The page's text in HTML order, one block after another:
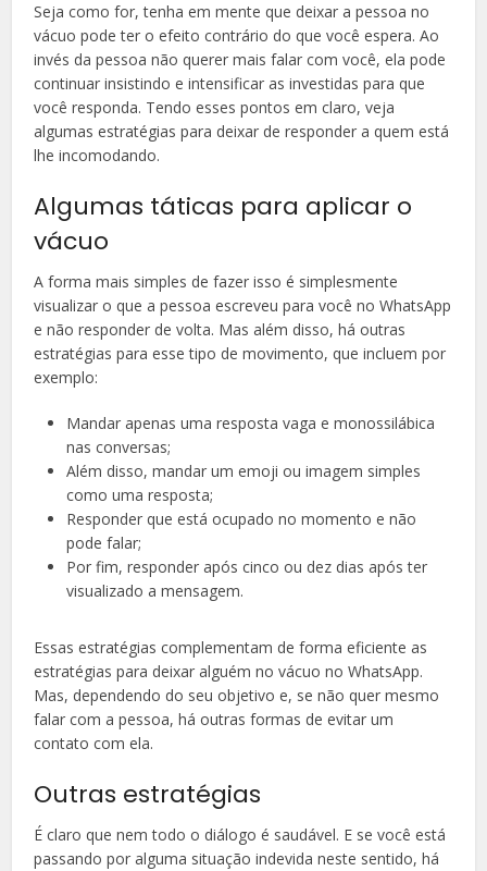
Seja como for, tenha em mente que deixar a pessoa no
vácuo pode ter o efeito contrário do que você espera. Ao
invés da pessoa não querer mais falar com você, ela pode
continuar insistindo e intensificar as investidas para que
você responda. Tendo esses pontos em claro, veja
algumas estratégias para deixar de responder a quem está
lhe incomodando.
Algumas táticas para aplicar o
vácuo
A forma mais simples de fazer isso é simplesmente
visualizar o que a pessoa escreveu para você no WhatsApp
e não responder de volta. Mas além disso, há outras
estratégias para esse tipo de movimento, que incluem por
exemplo:
Mandar apenas uma resposta vaga e monossilábica
nas conversas;
Além disso, mandar um emoji ou imagem simples
como uma resposta;
Responder que está ocupado no momento e não
pode falar;
Por fim, responder após cinco ou dez dias após ter
visualizado a mensagem.
Essas estratégias complementam de forma eficiente as
estratégias para deixar alguém no vácuo no WhatsApp.
Mas, dependendo do seu objetivo e, se não quer mesmo
falar com a pessoa, há outras formas de evitar um
contato com ela.
Outras estratégias
É claro que nem todo o diálogo é saudável. E se você está
passando por alguma situação indevida neste sentido, há